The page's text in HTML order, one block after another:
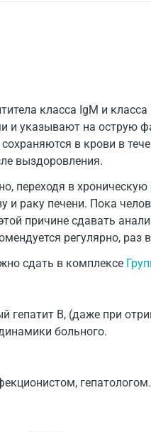
класса IgM и
и указывают на острую
в крови в
выздоровления.
переходя в
и раку печени. Пока
причине сдавать
регулярно, раз
сдать в комплексе
гепатит В, (даже при
больного.
гепатологом.